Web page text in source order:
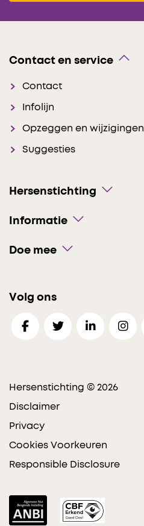
Contact en service
Contact
Infolijn
Opzeggen en wijzigingen
Suggesties
Hersenstichting
Informatie
Doe mee
Volg ons
Hersenstichting © 2026
Disclaimer
Privacy
Cookies Voorkeuren
Responsible Disclosure